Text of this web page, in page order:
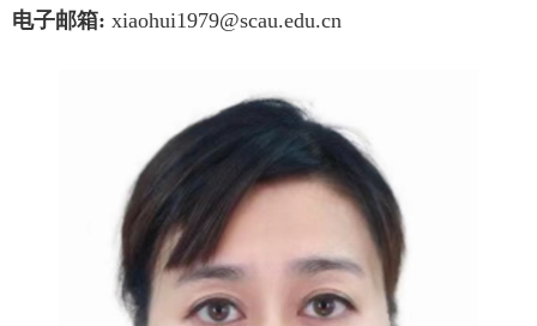
电子邮箱: xiaohui1979@scau.edu.cn